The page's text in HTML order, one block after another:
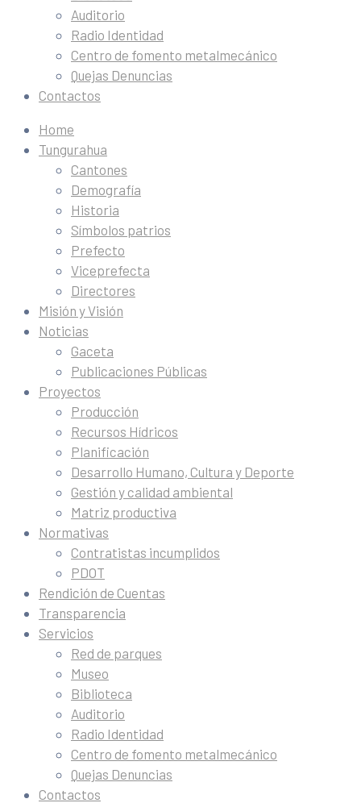
Auditorio
Radio Identidad
Centro de fomento metalmecánico
Quejas Denuncias
Contactos
Home
Tungurahua
Cantones
Demografía
Historia
Símbolos patrios
Prefecto
Viceprefecta
Directores
Misión y Visión
Noticias
Gaceta
Publicaciones Públicas
Proyectos
Producción
Recursos Hídricos
Planificación
Desarrollo Humano, Cultura y Deporte
Gestión y calidad ambiental
Matriz productiva
Normativas
Contratistas incumplidos
PDOT
Rendición de Cuentas
Transparencia
Servicios
Red de parques
Museo
Biblioteca
Auditorio
Radio Identidad
Centro de fomento metalmecánico
Quejas Denuncias
Contactos